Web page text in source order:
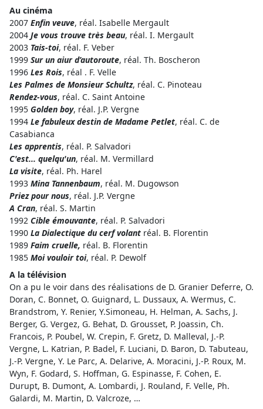
Au cinéma
2007 Enfin veuve, réal. Isabelle Mergault
2004 Je vous trouve très beau, réal. I. Mergault
2003 Tais-toi, réal. F. Veber
1999 Sur un aiur d’autoroute, réal. Th. Boscheron
1996 Les Rois, réal . F. Velle
Les Palmes de Monsieur Schultz, réal. C. Pinoteau
Rendez-vous, réal. C. Saint Antoine
1995 Golden boy, réal. J.P. Vergne
1994 Le fabuleux destin de Madame Petlet, réal. C. de
Casabianca
Les apprentis, réal. P. Salvadori
C'est... quelqu'un, réal. M. Vermillard
La visite, réal. Ph. Harel
1993 Mina Tannenbaum, réal. M. Dugowson
Priez pour nous, réal. J.P. Vergne
A Cran, réal. S. Martin
1992 Cible émouvante, réal. P. Salvadori
1990 La Dialectique du cerf volant réal. B. Florentin
1989 Faim cruelle, réal. B. Florentin
1985 Moi vouloir toi, réal. P. Dewolf
A la télévision
On a pu le voir dans des réalisations de D. Granier Deferre, O.
Doran, C. Bonnet, O. Guignard, L. Dussaux, A. Wermus, C.
Brandstrom, Y. Renier, Y.Simoneau, H. Helman, A. Sachs, J.
Berger, G. Vergez, G. Behat, D. Grousset, P. Joassin, Ch.
Francois, P. Poubel, W. Crepin, F. Gretz, D. Malleval, J.-P.
Vergne, L. Katrian, P. Badel, F. Luciani, D. Baron, D. Tabuteau,
J.-P. Vergne, Y. Le Parc, A. Delarive, A. Moracini, J.-P. Roux, M.
Wyn, F. Godard, S. Hoffman, G. Espinasse, F. Cohen, E.
Durupt, B. Dumont, A. Lombardi, J. Rouland, F. Velle, Ph.
Galardi, M. Martin, D. Valcroze, …